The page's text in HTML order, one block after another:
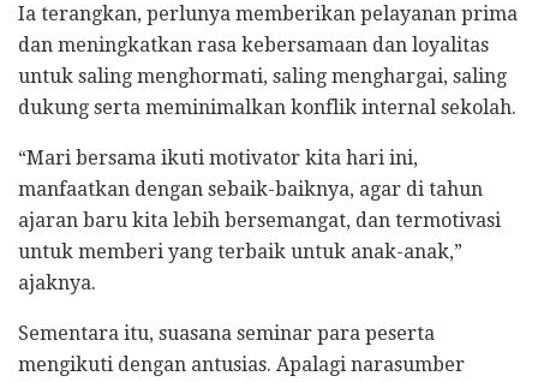
Ia terangkan, perlunya memberikan pelayanan prima
dan meningkatkan rasa kebersamaan dan loyalitas
untuk saling menghormati, saling menghargai, saling
dukung serta meminimalkan konflik internal sekolah.
“Mari bersama ikuti motivator kita hari ini,
manfaatkan dengan sebaik-baiknya, agar di tahun
ajaran baru kita lebih bersemangat, dan termotivasi
untuk memberi yang terbaik untuk anak-anak,”
ajaknya.
Sementara itu, suasana seminar para peserta
mengikuti dengan antusias. Apalagi narasumber